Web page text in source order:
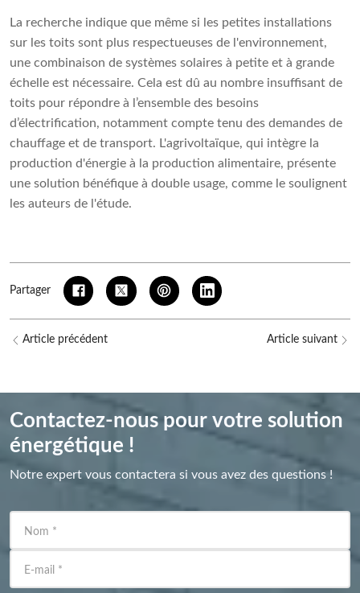
La recherche indique que même si les petites installations
sur les toits sont plus respectueuses de l'environnement,
une combinaison de systèmes solaires à petite et à grande
échelle est nécessaire. Cela est dû au nombre insuffisant de
toits pour répondre à l’ensemble des besoins
d’électrification, notamment compte tenu des demandes de
chauffage et de transport. L'agrivoltaïque, qui intègre la
production d'énergie à la production alimentaire, présente
une solution bénéfique à double usage, comme le soulignent
les auteurs de l'étude.
Partager
Article précédent Article suivant
Contactez-nous pour votre solution
énergétique !
Notre expert vous contactera si vous avez des questions !
Nom *
E-mail *